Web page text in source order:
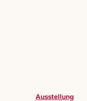
Ausstellung